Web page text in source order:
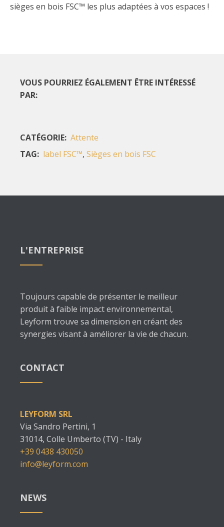
sièges en bois FSC™ les plus adaptées à vos espaces !
VOUS POURRIEZ ÉGALEMENT ÊTRE INTÉRESSÉ
PAR:
CATÉGORIE: Attente
TAG: label FSC™, Sièges en bois FSC
L'ENTREPRISE
Toujours capable de présenter le meilleur
produit à faible impact environnemental,
Leyform trouve sa dimension en créant des
synergies visant à améliorer la vie de chacun.
CONTACT
LEYFORM SRL
Via Sandro Pertini, 1
31014, Colle Umberto (TV) - Italy
+39 0438 430050
info@leyform.com
NEWS